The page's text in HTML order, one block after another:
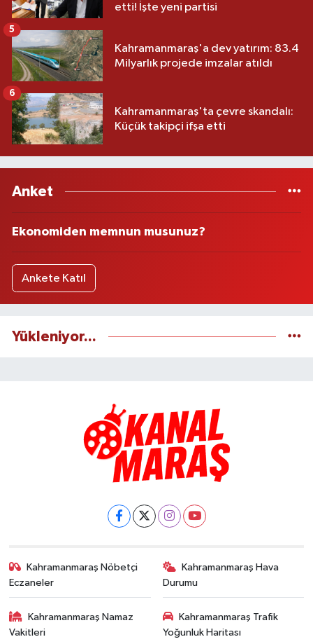
etti! İşte yeni partisi
Kahramanmaraş'a dev yatırım: 83.4
Milyarlık projede imzalar atıldı
5
Kahramanmaraş'ta çevre skandalı:
Küçük takipçi ifşa etti
6
Anket
Ekonomiden memnun musunuz?
Ankete Katıl
Yükleniyor...
Kahramanmaraş Nöbetçi
Eczaneler
Kahramanmaraş Hava
Durumu
Kahramanmaraş Namaz
Vakitleri
Kahramanmaraş Trafik
Yoğunluk Haritası